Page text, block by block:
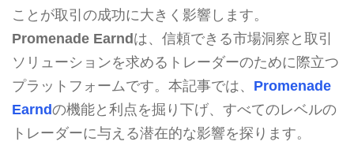
ことが取引の成功に大きく影響します。
Promenade Earndは、信頼できる市場洞察と取引
ソリューションを求めるトレーダーのために際立つ
プラットフォームです。本記事では、 Promenade
Earndの機能と利点を掘り下げ、すべてのレベルの
トレーダーに与える潜在的な影響を探ります。